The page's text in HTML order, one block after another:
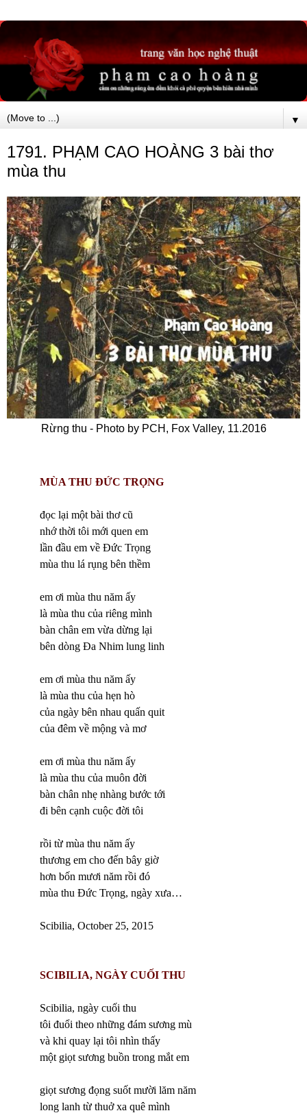
▼
1791. PHẠM CAO HOÀNG 3 bài thơ
mùa thu
Rừng thu - Photo by PCH, Fox Valley, 11.2016
MÙA THU ĐỨC TRỌNG
đọc lại một bài thơ cũ
nhớ thời tôi mới quen em
lần đầu em về Đức Trọng
mùa thu lá rụng bên thềm
em ơi mùa thu năm ấy
là mùa thu của riêng mình
bàn chân em vừa dừng lại
bên dòng Đa Nhim lung linh
em ơi mùa thu năm ấy
là mùa thu của hẹn hò
của ngày bên nhau quấn quit
của đêm về mộng và mơ
em ơi mùa thu năm ấy
là mùa thu của muôn đời
bàn chân nhẹ nhàng bước tới
đi bên cạnh cuộc đời tôi
rồi từ mùa thu năm ấy
thương em cho đến bây giờ
hơn bốn mươi năm rồi đó
mùa thu Đức Trọng, ngày xưa…
Scibilia, October 25, 2015
SCIBILIA, NGÀY CUỐI THU
Scibilia, ngày cuối thu
tôi đuổi theo những đám sương mù
và khi quay lại tôi nhìn thấy
một giọt sương buồn trong mắt em
giọt sương đọng suốt mười lăm năm
long lanh từ thuở xa quê mình